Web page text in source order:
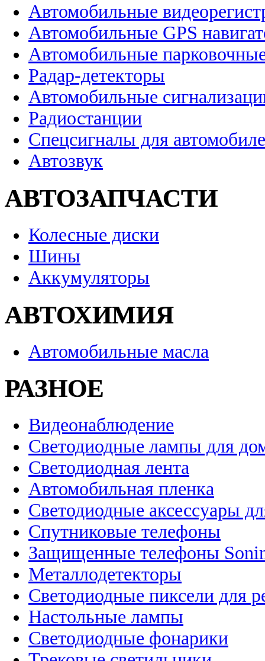
Автомобильные
Автомобильные GPS
Автомобильные
Радар-детекторы
Автомобильные
Радиостанции
Спецсигналы для
Автозвук
АВТОЗАПЧАСТИ
Колесные диски
Шины
Аккумуляторы
АВТОХИМИЯ
Автомобильные масла
РАЗНОЕ
Видеонаблюдение
Светодиодные лампы для
Светодиодная лента
Автомобильная пленка
Светодиодные аксессуары
Спутниковые телефоны
Защищенные телефоны
Металлодетекторы
Светодиодные пиксели для
Настольные лампы
Светодиодные фонарики